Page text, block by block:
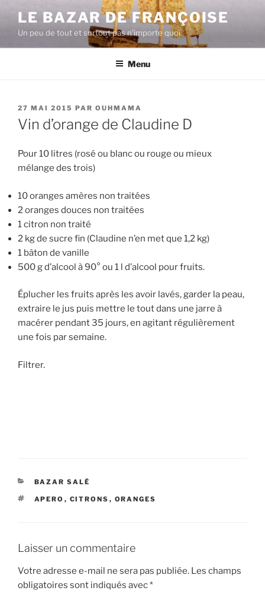
contenu
principal
LE BAZAR DE FRANÇOISE
Un peu de tout et surtout pas n'importe quoi
Menu
PUBLIÉ
LE
27 MAI 2015 PAR OUHMAMA
Vin d’orange de Claudine D
Pour 10 litres (rosé ou blanc ou rouge ou mieux
mélange des trois)
10 oranges amères non traitées
2 oranges douces non traitées
1 citron non traité
2 kg de sucre fin (Claudine n’en met que 1,2 kg)
1 bâton de vanille
500 g d’alcool à 90° ou 1 l d’alcool pour fruits.
Éplucher les fruits après les avoir lavés, garder la peau,
extraire le jus puis mettre le tout dans une jarre à
macérer pendant 35 jours, en agitant régulièrement
une fois par semaine.
Filtrer.
CATÉGORIES
BAZAR SALÉ
ÉTIQUETTES
APERO , CITRONS , ORANGES
Laisser un commentaire
Votre adresse e-mail ne sera pas publiée. Les champs
obligatoires sont indiqués avec*